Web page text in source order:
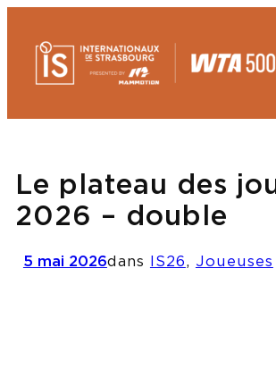
contenu
Le plateau des
2026 – double
5 mai 2026dans IS26, Joueuses